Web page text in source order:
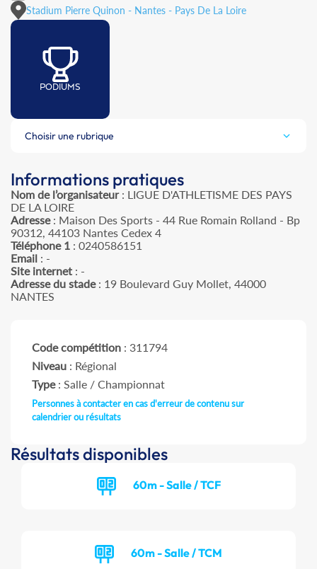
Stadium Pierre Quinon - Nantes - Pays De La Loire
PODIUMS
Choisir une rubrique
Informations pratiques
Nom de l’organisateur: LIGUE D'ATHLETISME DES PAYS
DE LA LOIRE
Adresse: Maison Des Sports - 44 Rue Romain Rolland - Bp
90312, 44103 Nantes Cedex 4
Téléphone 1 : 0240586151
Email : -
Site internet : -
Adresse du stade: 19 Boulevard Guy Mollet, 44000
NANTES
Code compétition : 311794
Niveau : Régional
Type: Salle / Championnat
Personnes à contacter en cas d'erreur de contenu sur
calendrier ou résultats
Résultats disponibles
60m - Salle / TCF
60m - Salle / TCM